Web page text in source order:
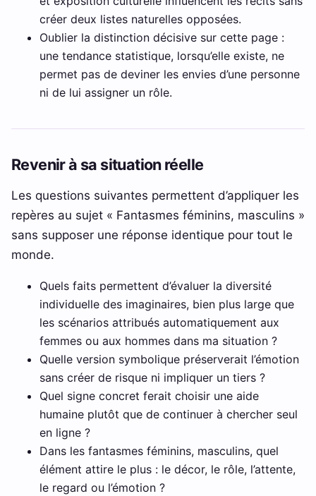
créer deux listes naturelles opposées.
Oublier la distinction décisive sur cette page :
une tendance statistique, lorsqu’elle existe, ne
permet pas de deviner les envies d’une personne
ni de lui assigner un rôle.
Revenir à sa situation réelle
Les questions suivantes permettent d’appliquer les
repères au sujet « Fantasmes féminins, masculins »
sans supposer une réponse identique pour tout le
monde.
Quels faits permettent d’évaluer la diversité
individuelle des imaginaires, bien plus large que
les scénarios attribués automatiquement aux
femmes ou aux hommes dans ma situation ?
Quelle version symbolique préserverait l’émotion
sans créer de risque ni impliquer un tiers ?
Quel signe concret ferait choisir une aide
humaine plutôt que de continuer à chercher seul
en ligne ?
Dans les fantasmes féminins, masculins, quel
élément attire le plus : le décor, le rôle, l’attente,
le regard ou l’émotion ?